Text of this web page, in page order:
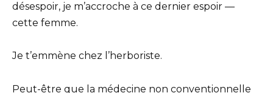
désespoir, je m’accroche à ce dernier espoir —
cette femme.
Je t’emmène chez l’herboriste.
Peut-être que la médecine non conventionnelle